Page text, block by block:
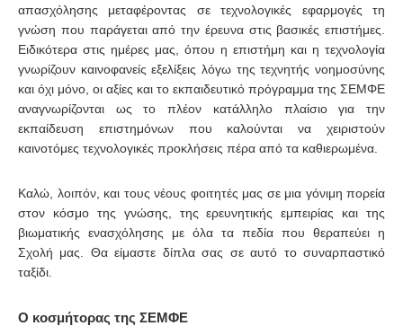
απασχόλησης μεταφέροντας σε τεχνολογικές εφαρμογές τη
γνώση που παράγεται από την έρευνα στις βασικές επιστήμες.
Ειδικότερα στις ημέρες μας, όπου η επιστήμη και η τεχνολογία
γνωρίζουν καινοφανείς εξελίξεις λόγω της τεχνητής νοημοσύνης
και όχι μόνο, οι αξίες και το εκπαιδευτικό πρόγραμμα της ΣΕΜΦΕ
αναγνωρίζονται ως το πλέον κατάλληλο πλαίσιο για την
εκπαίδευση επιστημόνων που καλούνται να χειριστούν
καινοτόμες τεχνολογικές προκλήσεις πέρα από τα καθιερωμένα.
Καλώ, λοιπόν, και τους νέους φοιτητές μας σε μια γόνιμη πορεία
στον κόσμο της γνώσης, της ερευνητικής εμπειρίας και της
βιωματικής ενασχόλησης με όλα τα πεδία που θεραπεύει η
Σχολή μας. Θα είμαστε δίπλα σας σε αυτό το συναρπαστικό
ταξίδι.
Ο κοσμήτορας της ΣΕΜΦΕ